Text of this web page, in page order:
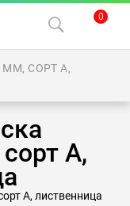
0
ММ, СОРТ А,
А,